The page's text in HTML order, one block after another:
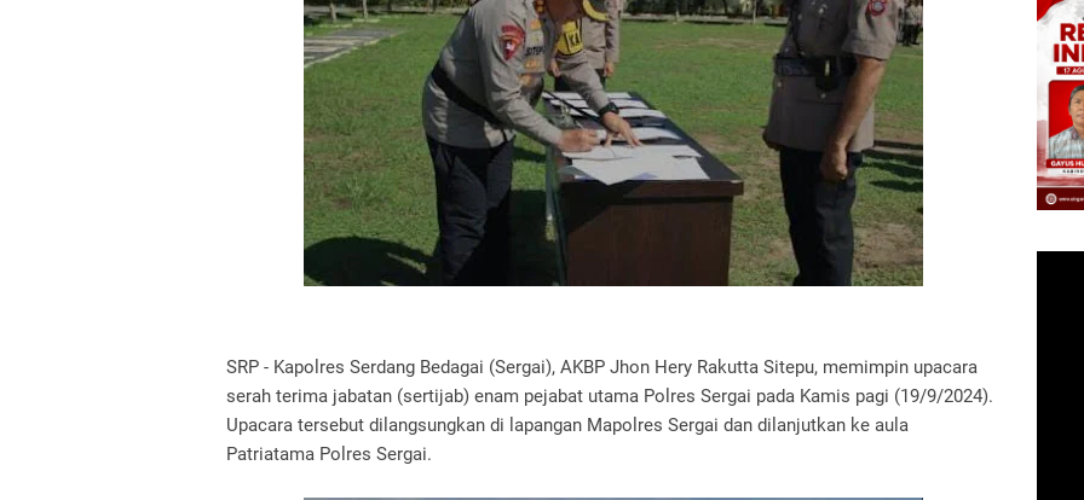
SRP - Kapolres Serdang Bedagai (Sergai), AKBP Jhon Hery Rakutta Sitepu, memimpin upacara
serah terima jabatan (sertijab) enam pejabat utama Polres Sergai pada Kamis pagi (19/9/2024).
Upacara tersebut dilangsungkan di lapangan Mapolres Sergai dan dilanjutkan ke aula
Patriatama Polres Sergai.